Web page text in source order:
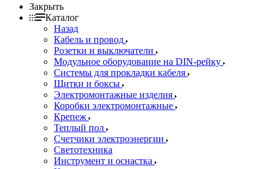
Закрыть
Каталог
Назад
Кабель и провод
Розетки и выключатели
Модульное оборудование на DIN-рейку
Системы для прокладки кабеля
Щитки и боксы
Электромонтажные изделия
Коробки электромонтажные
Крепеж
Теплый пол
Счетчики электроэнергии
Светотехника
Инструмент и оснастка